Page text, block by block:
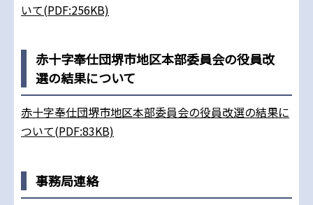
いて(PDF:256KB)
赤十字奉仕団堺市地区本部委員会の役員改
選の結果について
赤十字奉仕団堺市地区本部委員会の役員改選の結果に
ついて(PDF:83KB)
事務局連絡